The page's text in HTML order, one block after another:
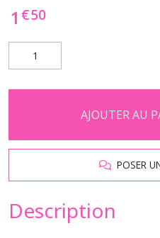
1 €50
AJOUTER AU
POSER
Description